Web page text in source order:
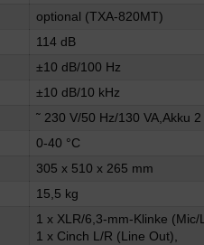
optional (TXA-820MT)
114 dB
±10 dB/100 Hz
±10 dB/10 kHz
˜ 230 V/50 Hz/130 VA,Akku
0-40 °C
305 x 510 x 265 mm
15,5 kg
1 x XLR/6,3-mm-Klinke
1 x Cinch L/R (Line Out),